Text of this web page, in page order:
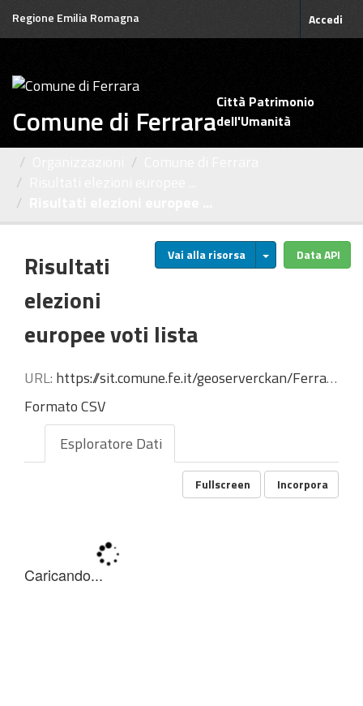
SaltaRegione Emilia Romagna Accedi
Comune di FerraraCittà Patrimonio
dell'Umanità
Vai alla risorsa Data API
Risultati
elezioni
europee voti lista
URL: https://sit.comune.fe.it/geoserverckan/Ferrara/Risultati_elezioni_europee_2024_voti_lista_preview/wfs?service=WFS&version=1.3.0&request=GetFeature&typename=Ferrara:Risultati_elezioni_europee_2024_voti_lista_preview&outputformat=CSV
Formato CSV
Esploratore Dati
Fullscreen Incorpora